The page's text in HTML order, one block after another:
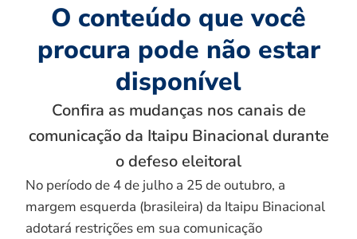
O conteúdo que você
procura pode não estar
disponível
Confira as mudanças nos canais de
comunicação da Itaipu Binacional durante
o defeso eleitoral
No período de 4 de julho a 25 de outubro, a
margem esquerda (brasileira) da Itaipu Binacional
adotará restrições em sua comunicação